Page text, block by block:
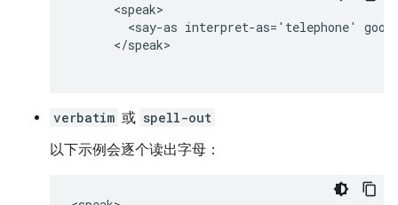
      <speak>
<say-as interpret-as='telephone'
      </speak>
verbatim 或 spell-out
以下示例会逐个读出字母：